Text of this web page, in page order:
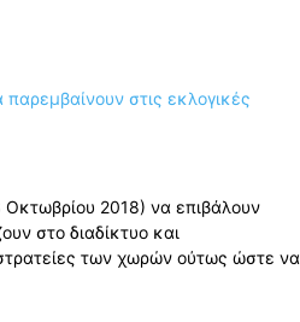
2018) να επιβάλουν
στο διαδίκτυο και
των χωρών ούτως ώστε να